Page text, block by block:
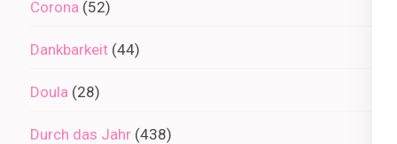
Corona (52)
Dankbarkeit (44)
Doula (28)
Durch das Jahr (438)